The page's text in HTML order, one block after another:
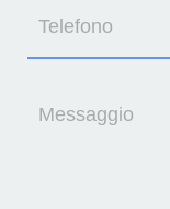
Telefono
Messaggio